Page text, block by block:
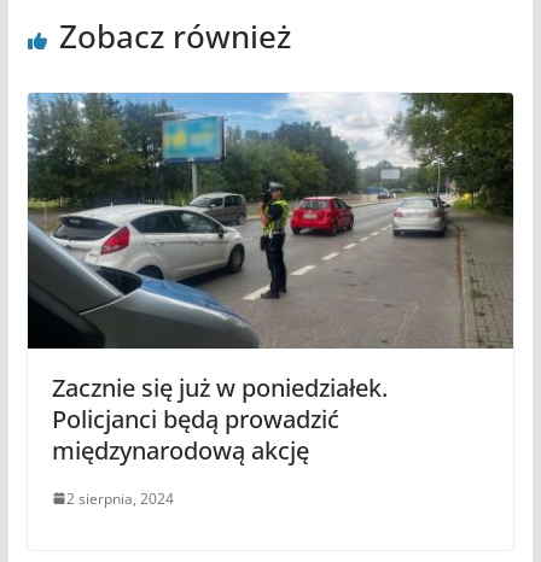
Zobacz również
Zacznie się już w poniedziałek.
Policjanci będą prowadzić
międzynarodową akcję
2 sierpnia, 2024